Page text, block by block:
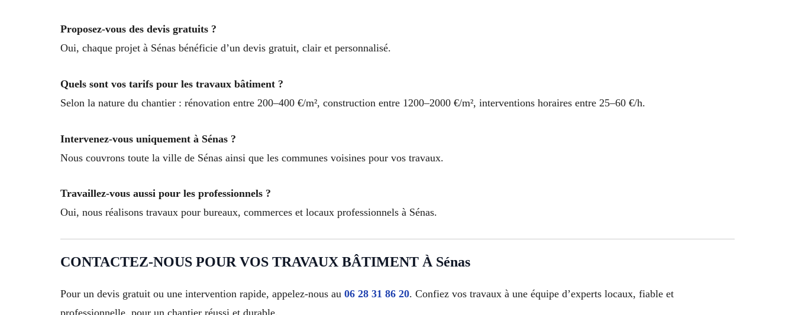
Proposez-vous des devis gratuits ?
Oui, chaque projet à Sénas bénéficie d’un devis gratuit, clair et personnalisé.
Quels sont vos tarifs pour les travaux bâtiment ?
Selon la nature du chantier : rénovation entre 200–400 €/m², construction entre 1200–2000 €/m², interventions horaires entre 25–60 €/h.
Intervenez-vous uniquement à Sénas ?
Nous couvrons toute la ville de Sénas ainsi que les communes voisines pour vos travaux.
Travaillez-vous aussi pour les professionnels ?
Oui, nous réalisons travaux pour bureaux, commerces et locaux professionnels à Sénas.
CONTACTEZ-NOUS POUR VOS TRAVAUX BÂTIMENT À Sénas
Pour un devis gratuit ou une intervention rapide, appelez-nous au 06 28 31 86 20. Confiez vos travaux à une équipe d’experts locaux, fiable et